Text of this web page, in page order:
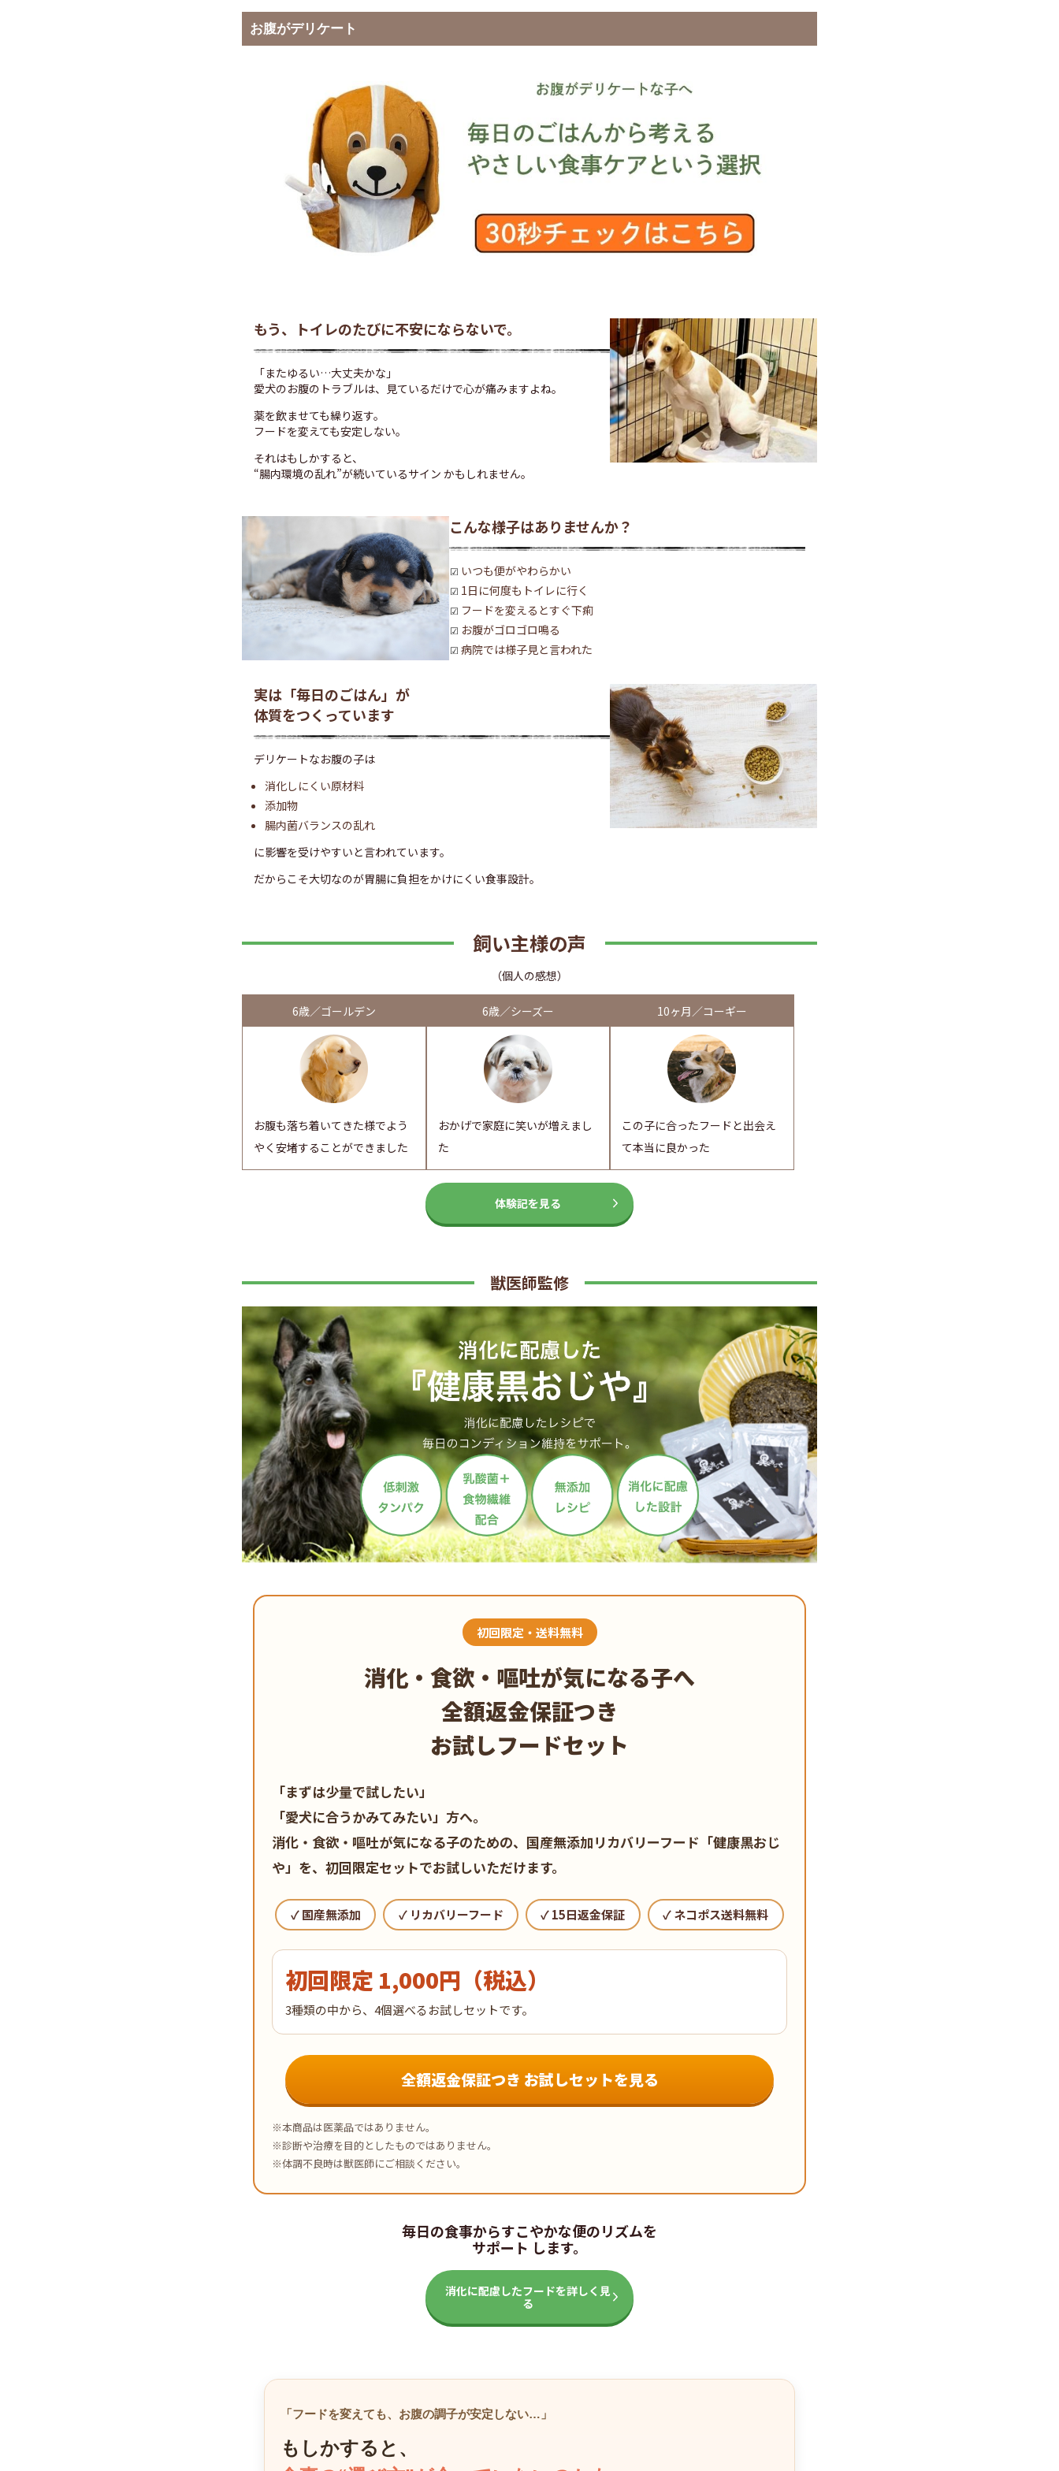
お腹がデリケート
もう、トイレのたびに不安にならないで。
「またゆるい…大丈夫かな」
愛犬のお腹のトラブルは、見ているだけで心が痛みますよね。
薬を飲ませても繰り返す。
フードを変えても安定しない。
それはもしかすると、
“腸内環境の乱れ”が続いているサイン かもしれません。
こんな様子はありませんか？
いつも便がやわらかい
1日に何度もトイレに行く
フードを変えるとすぐ下痢
お腹がゴロゴロ鳴る
病院では様子見と言われた
実は「毎日のごはん」が
体質をつくっています
デリケートなお腹の子は
消化しにくい原材料
添加物
腸内菌バランスの乱れ
に影響を受けやすいと言われています。
だからこそ大切なのが胃腸に負担をかけにくい食事設計。
飼い主様の声
（個人の感想）
6歳／ゴールデン
お腹も落ち着いてきた様でよう
やく安堵することができました
6歳／シーズー
おかげで家庭に笑いが増えまし
た
10ヶ月／コーギー
この子に合ったフードと出会え
て本当に良かった
体験記を見る
獣医師監修
初回限定・送料無料
消化・食欲・嘔吐が気になる子へ
全額返金保証つき
お試しフードセット
「まずは少量で試したい」
「愛犬に合うかみてみたい」方へ。
消化・食欲・嘔吐が気になる子のための、国産無添加リカバリーフード「健康黒おじ
や」を、初回限定セットでお試しいただけます。
✓ 国産無添加 ✓ リカバリーフード ✓ 15日返金保証 ✓ ネコポス送料無料
初回限定 1,000円（税込）
3種類の中から、4個選べるお試しセットです。
全額返金保証つき お試しセットを見る
※本商品は医薬品ではありません。
※診断や治療を目的としたものではありません。
※体調不良時は獣医師にご相談ください。
毎日の食事からすこやかな便のリズムを
サポート します。
消化に配慮したフードを詳しく見
る
「フードを変えても、お腹の調子が安定しない…」
もしかすると、